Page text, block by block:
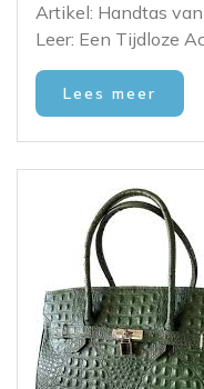
Artikel: Handtas
Leer: Een Tijdloze
Lees meer